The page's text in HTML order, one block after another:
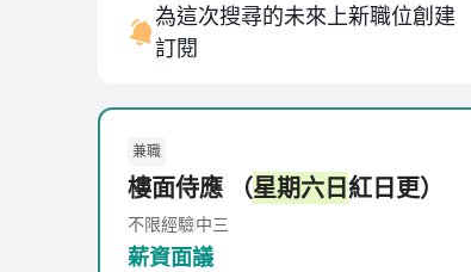
為這次搜尋的未來上新職位創建
訂閱
兼職
樓面侍應 （星期六日紅日更）
不限經驗中三
薪資面議